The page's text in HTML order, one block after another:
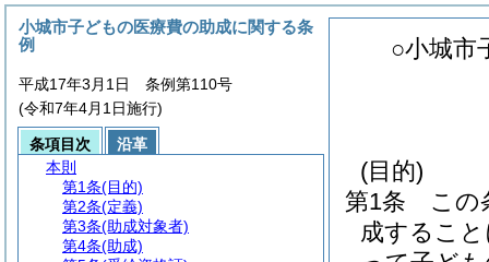
○小城市
(目的)
第1条
この
成するこ
小城市子どもの医療費の助成に関する条
例
平成17年3月1日 条例第110号
(令和7年4月1日施行)
条項目次
沿革
本則
第1条(目的)
第2条(定義)
第3条(助成対象者)
第4条(助成)